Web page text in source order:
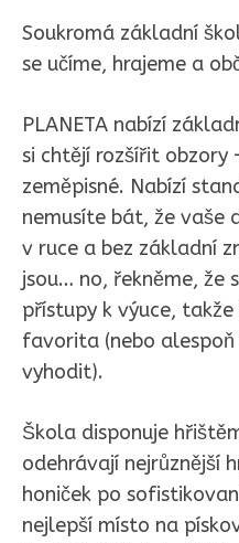
Soukromá základní
se učíme, hrajeme a
PLANETA nabízí
si chtějí rozšířit obzory
zeměpisné. Nabízí
nemusíte bát, že vaše
v ruce a bez základní
jsou… no, řekněme, že
přístupy k výuce,
favorita (nebo
vyhodit).
Škola disponuje
odehrávají nejrůznější
honiček po
nejlepší místo na